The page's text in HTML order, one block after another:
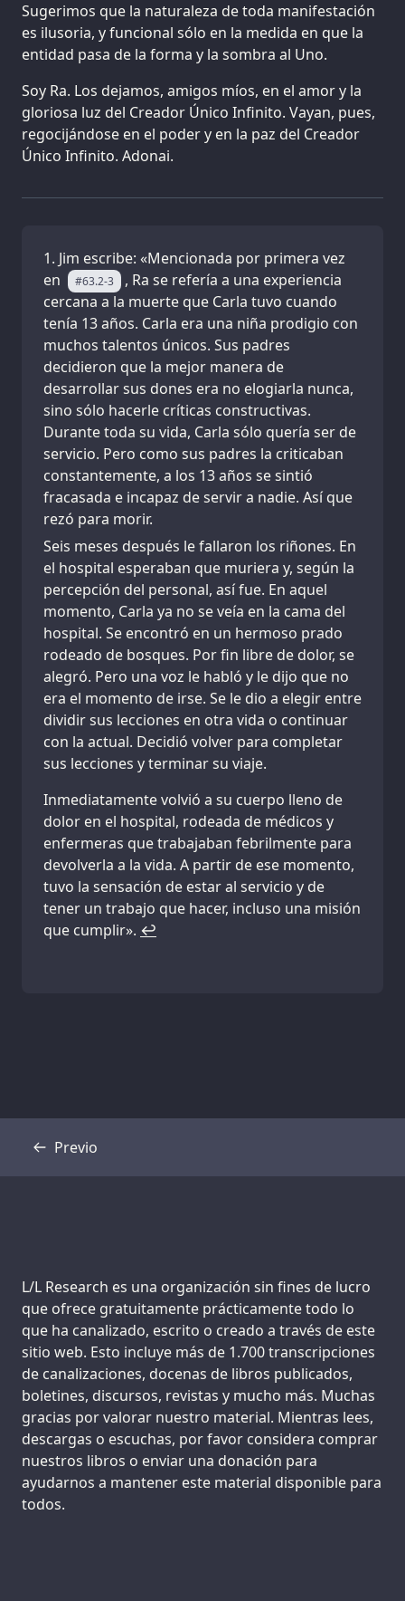
Sugerimos que la naturaleza de toda manifestación
es ilusoria, y funcional sólo en la medida en que la
entidad pasa de la forma y la sombra al Uno.
Soy Ra. Los dejamos, amigos míos, en el amor y la
gloriosa luz del Creador Único Infinito. Vayan, pues,
regocijándose en el poder y en la paz del Creador
Único Infinito. Adonai.
Jim escribe: «Mencionada por primera vez
en
#63.2-3
, Ra se refería a una experiencia
cercana a la muerte que Carla tuvo cuando
tenía 13 años. Carla era una niña prodigio con
muchos talentos únicos. Sus padres
decidieron que la mejor manera de
desarrollar sus dones era no elogiarla nunca,
sino sólo hacerle críticas constructivas.
Durante toda su vida, Carla sólo quería ser de
servicio. Pero como sus padres la criticaban
constantemente, a los 13 años se sintió
fracasada e incapaz de servir a nadie. Así que
rezó para morir.
Seis meses después le fallaron los riñones. En
el hospital esperaban que muriera y, según la
percepción del personal, así fue. En aquel
momento, Carla ya no se veía en la cama del
hospital. Se encontró en un hermoso prado
rodeado de bosques. Por fin libre de dolor, se
alegró. Pero una voz le habló y le dijo que no
era el momento de irse. Se le dio a elegir entre
dividir sus lecciones en otra vida o continuar
con la actual. Decidió volver para completar
sus lecciones y terminar su viaje.
Inmediatamente volvió a su cuerpo lleno de
dolor en el hospital, rodeada de médicos y
enfermeras que trabajaban febrilmente para
devolverla a la vida. A partir de ese momento,
tuvo la sensación de estar al servicio y de
tener un trabajo que hacer, incluso una misión
que cumplir». ↩
Previo
Transcripción
Support us:
L/L Research es una organización sin fines de lucro
que ofrece gratuitamente prácticamente todo lo
que ha canalizado, escrito o creado a través de este
sitio web. Esto incluye más de 1.700 transcripciones
de canalizaciones, docenas de libros publicados,
boletines, discursos, revistas y mucho más. Muchas
gracias por valorar nuestro material. Mientras lees,
descargas o escuchas, por favor considera comprar
nuestros libros o enviar una donación para
ayudarnos a mantener este material disponible para
todos.